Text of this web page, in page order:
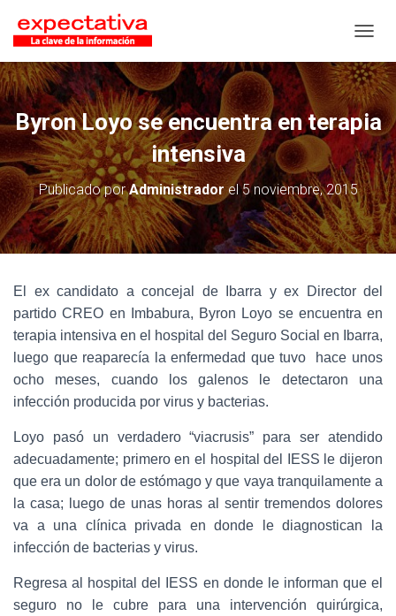
Byron Loyo se encuentra en terapia
intensiva
Publicado porAdministradorel5 noviembre, 2015
El ex candidato a concejal de Ibarra y ex Director del
partido CREO en Imbabura, Byron Loyo se encuentra en
terapia intensiva en el hospital del Seguro Social en Ibarra,
luego que reaparecía la enfermedad que tuvo hace unos
ocho meses, cuando los galenos le detectaron una
infección producida por virus y bacterias.
Loyo pasó un verdadero “viacrusis” para ser atendido
adecuadamente; primero en el hospital del IESS le dijeron
que era un dolor de estómago y que vaya tranquilamente a
la casa; luego de unas horas al sentir tremendos dolores
va a una clínica privada en donde le diagnostican la
infección de bacterias y virus.
Regresa al hospital del IESS en donde le informan que el
seguro no le cubre para una intervención quirúrgica,